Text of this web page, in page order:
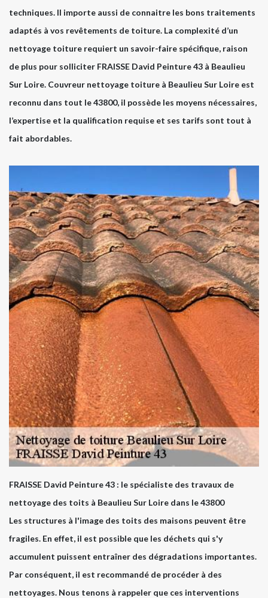
techniques. Il importe aussi de connaitre les bons traitements
adaptés à vos revêtements de toiture. La complexité d’un
nettoyage toiture requiert un savoir-faire spécifique, raison
de plus pour solliciter FRAISSE David Peinture 43 à Beaulieu
Sur Loire. Couvreur nettoyage toiture à Beaulieu Sur Loire est
reconnu dans tout le 43800, il possède les moyens nécessaires,
l’expertise et la qualification requise et ses tarifs sont tout à
fait abordables.
FRAISSE David Peinture 43 : le spécialiste des travaux de
nettoyage des toits à Beaulieu Sur Loire dans le 43800
Les structures à l'image des toits des maisons peuvent être
fragiles. En effet, il est possible que les déchets qui s'y
accumulent puissent entraîner des dégradations importantes.
Par conséquent, il est recommandé de procéder à des
nettoyages. Nous tenons à rappeler que ces interventions